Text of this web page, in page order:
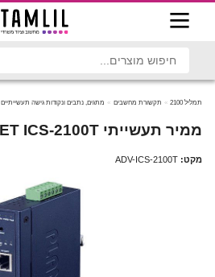
תמליל 2100 תקשורת מחשבים מתגים, נתבים ונקודות גישה תעשייתיים
ממיר תעשייתי PLANET ICS-2100T
מקט: ADV-ICS-2100T